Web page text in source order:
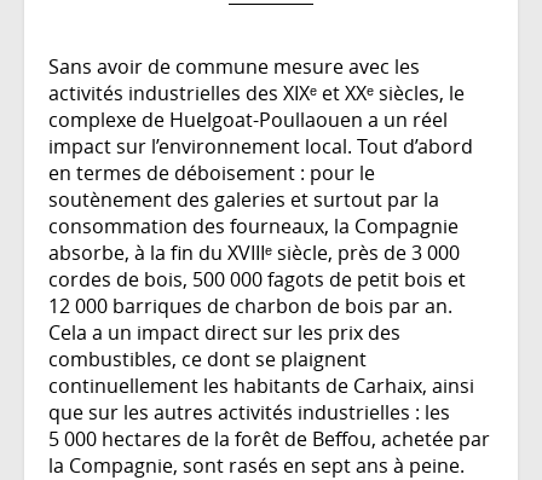
Sans avoir de commune mesure avec les
activités industrielles des XIXᵉ et XXᵉ siècles, le
complexe de Huelgoat-Poullaouen a un réel
impact sur l’environnement local. Tout d’abord
en termes de déboisement : pour le
soutènement des galeries et surtout par la
consommation des fourneaux, la Compagnie
absorbe, à la fin du XVIIIᵉ siècle, près de 3 000
cordes de bois, 500 000 fagots de petit bois et
12 000 barriques de charbon de bois par an.
Cela a un impact direct sur les prix des
combustibles, ce dont se plaignent
continuellement les habitants de Carhaix, ainsi
que sur les autres activités industrielles : les
5 000 hectares de la forêt de Beffou, achetée par
la Compagnie, sont rasés en sept ans à peine.